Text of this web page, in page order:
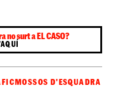
no surt a EL CASO?
MOSSOS D'ESQUADRA